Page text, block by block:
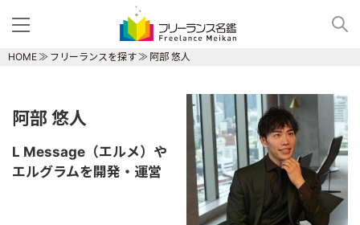
HOME フリーランスを探す 阿部 悠人
阿部 悠人
L Message（エルメ）や
エルグラムを開発・運営